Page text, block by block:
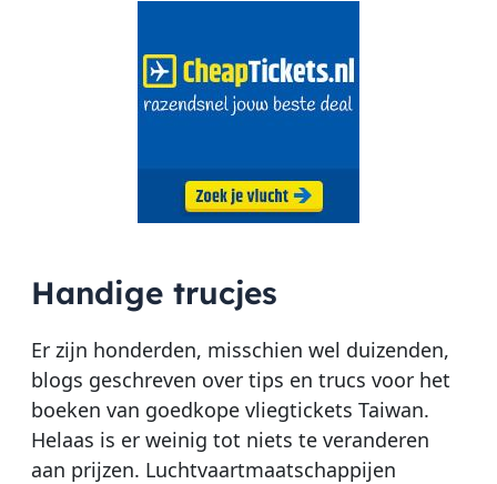
Handige trucjes
Er zijn honderden, misschien wel duizenden,
blogs geschreven over tips en trucs voor het
boeken van goedkope vliegtickets Taiwan.
Helaas is er weinig tot niets te veranderen
aan prijzen. Luchtvaartmaatschappijen